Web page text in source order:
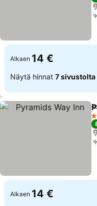
Alkaen 14 €
Näytä hinnat 7 sivustolta
4
Alkaen 14 €